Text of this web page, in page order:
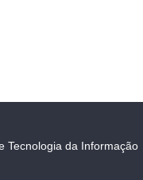
Tecnologia da Informação